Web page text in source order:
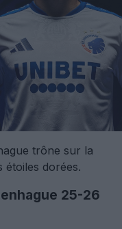
trône sur la
étoiles dorées.
25-26